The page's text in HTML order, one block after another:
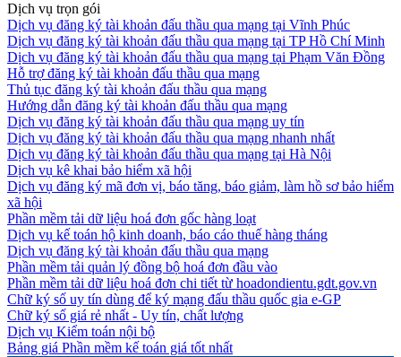
Dịch vụ trọn gói
Dịch vụ đăng ký tài khoản đấu thầu qua mạng tại Vĩnh Phúc
Dịch vụ đăng ký tài khoản đấu thầu qua mạng tại TP Hồ Chí Minh
Dịch vụ đăng ký tài khoản đấu thầu qua mạng tại Phạm Văn Đồng
Hỗ trợ đăng ký tài khoản đấu thầu qua mạng
Thủ tục đăng ký tài khoản đấu thầu qua mạng
Hướng dẫn đăng ký tài khoản đấu thầu qua mạng
Dịch vụ đăng ký tài khoản đấu thầu qua mạng uy tín
Dịch vụ đăng ký tài khoản đấu thầu qua mạng nhanh nhất
Dịch vụ đăng ký tài khoản đấu thầu qua mạng tại Hà Nội
Dịch vụ kê khai bảo hiểm xã hội
Dịch vụ đăng ký mã đơn vị, báo tăng, báo giảm, làm hồ sơ bảo hiểm
xã hội
Phần mềm tải dữ liệu hoá đơn gốc hàng loạt
Dịch vụ kế toán hộ kinh doanh, báo cáo thuế hàng tháng
Dịch vụ đăng ký tài khoản đấu thầu qua mạng
Phần mềm tải quản lý đồng bộ hoá đơn đầu vào
Phần mềm tải dữ liệu hoá đơn chi tiết từ hoadondientu.gdt.gov.vn
Chữ ký số uy tín dùng để ký mạng đấu thầu quốc gia e-GP
Chữ ký số giá rẻ nhất - Uy tín, chất lượng
Dịch vụ Kiểm toán nội bộ
Bảng giá Phần mềm kế toán giá tốt nhất